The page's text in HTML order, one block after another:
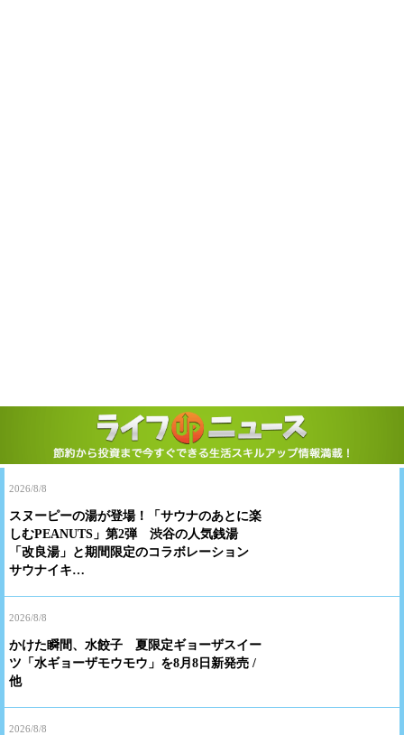
2026/8/8
スヌーピーの湯が登場！「サウナのあとに楽
しむPEANUTS」第2弾 渋谷の人気銭湯
「改良湯」と期間限定のコラボレーション
サウナイキ…
2026/8/8
かけた瞬間、水餃子 夏限定ギョーザスイー
ツ「水ギョーザモウモウ」を8月8日新発売 /
他
2026/8/8